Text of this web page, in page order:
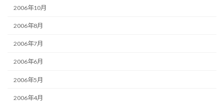
2006年10月
2006年8月
2006年7月
2006年6月
2006年5月
2006年4月